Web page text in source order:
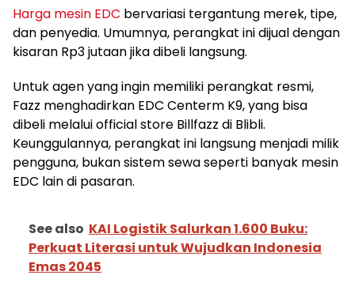
Harga mesin EDC bervariasi tergantung merek, tipe,
dan penyedia. Umumnya, perangkat ini dijual dengan
kisaran Rp3 jutaan jika dibeli langsung.
Untuk agen yang ingin memiliki perangkat resmi,
Fazz menghadirkan EDC Centerm K9, yang bisa
dibeli melalui official store Billfazz di Blibli.
Keunggulannya, perangkat ini langsung menjadi milik
pengguna, bukan sistem sewa seperti banyak mesin
EDC lain di pasaran.
See also KAI Logistik Salurkan 1.600 Buku:
Perkuat Literasi untuk Wujudkan Indonesia
Emas 2045